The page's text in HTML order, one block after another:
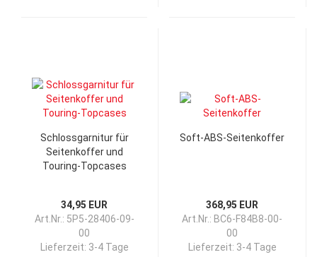
Schlossgarnitur für
Seitenkoffer und
Touring-Topcases
34,95 EUR
Art.Nr.: 5P5-28406-09-
00
Lieferzeit: 3-4 Tage
Soft-ABS-Seitenkoffer
368,95 EUR
Art.Nr.: BC6-F84B8-00-
00
Lieferzeit: 3-4 Tage